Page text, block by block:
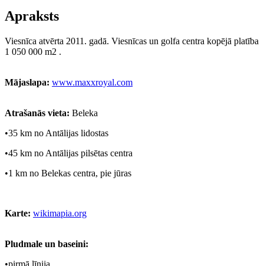
Apraksts
Viesnīca atvērta 2011. gadā. Viesnīcas un golfa centra kopējā platība
1 050 000 m2 .
Mājaslapa: www.maxxroyal.com
Atrašanās vieta: Beleka
•35 km no Antālijas lidostas
•45 km no Antālijas pilsētas centra
•1 km no Belekas centra, pie jūras
Karte: wikimapia.org
Pludmale un baseini:
•pirmā līnija